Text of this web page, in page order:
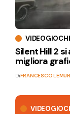
VIDEOGIOCHI
Silent Hill 2 si
migliora
DiFRANCESCO